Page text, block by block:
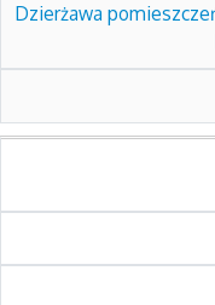
Dzierżawa